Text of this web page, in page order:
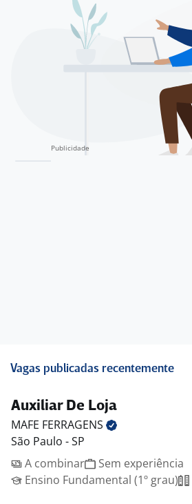
Vagas publicadas recentemente
Auxiliar De Loja
MAFE FERRAGENS
São Paulo - SP
A combinar
Sem experiência
Ensino Fundamental (1º grau)